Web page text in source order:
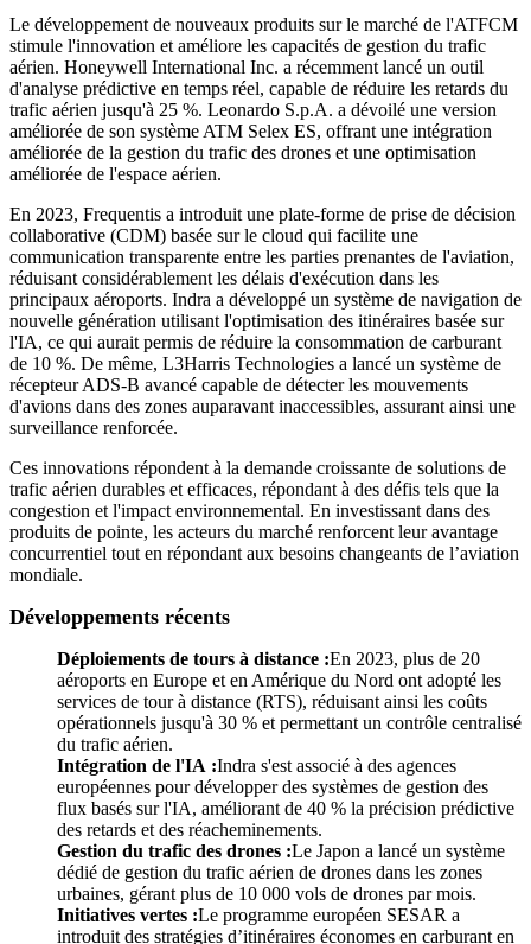
Le développement de nouveaux produits sur le marché de l'ATFCM
stimule l'innovation et améliore les capacités de gestion du trafic
aérien. Honeywell International Inc. a récemment lancé un outil
d'analyse prédictive en temps réel, capable de réduire les retards du
trafic aérien jusqu'à 25 %. Leonardo S.p.A. a dévoilé une version
améliorée de son système ATM Selex ES, offrant une intégration
améliorée de la gestion du trafic des drones et une optimisation
améliorée de l'espace aérien.
En 2023, Frequentis a introduit une plate-forme de prise de décision
collaborative (CDM) basée sur le cloud qui facilite une
communication transparente entre les parties prenantes de l'aviation,
réduisant considérablement les délais d'exécution dans les
principaux aéroports. Indra a développé un système de navigation de
nouvelle génération utilisant l'optimisation des itinéraires basée sur
l'IA, ce qui aurait permis de réduire la consommation de carburant
de 10 %. De même, L3Harris Technologies a lancé un système de
récepteur ADS-B avancé capable de détecter les mouvements
d'avions dans des zones auparavant inaccessibles, assurant ainsi une
surveillance renforcée.
Ces innovations répondent à la demande croissante de solutions de
trafic aérien durables et efficaces, répondant à des défis tels que la
congestion et l'impact environnemental. En investissant dans des
produits de pointe, les acteurs du marché renforcent leur avantage
concurrentiel tout en répondant aux besoins changeants de l’aviation
mondiale.
Développements récents
Déploiements de tours à distance :En 2023, plus de 20
aéroports en Europe et en Amérique du Nord ont adopté les
services de tour à distance (RTS), réduisant ainsi les coûts
opérationnels jusqu'à 30 % et permettant un contrôle centralisé
du trafic aérien.
Intégration de l'IA :Indra s'est associé à des agences
européennes pour développer des systèmes de gestion des
flux basés sur l'IA, améliorant de 40 % la précision prédictive
des retards et des réacheminements.
Gestion du trafic des drones :Le Japon a lancé un système
dédié de gestion du trafic aérien de drones dans les zones
urbaines, gérant plus de 10 000 vols de drones par mois.
Initiatives vertes :Le programme européen SESAR a
introduit des stratégies d’itinéraires économes en carburant en